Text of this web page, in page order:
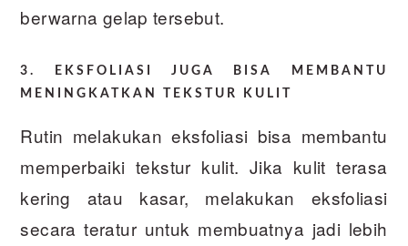
berwarna gelap tersebut.
3. EKSFOLIASI JUGA BISA MEMBANTU
MENINGKATKAN TEKSTUR KULIT
Rutin melakukan eksfoliasi bisa membantu
memperbaiki tekstur kulit. Jika kulit terasa
kering atau kasar, melakukan eksfoliasi
secara teratur untuk membuatnya jadi lebih